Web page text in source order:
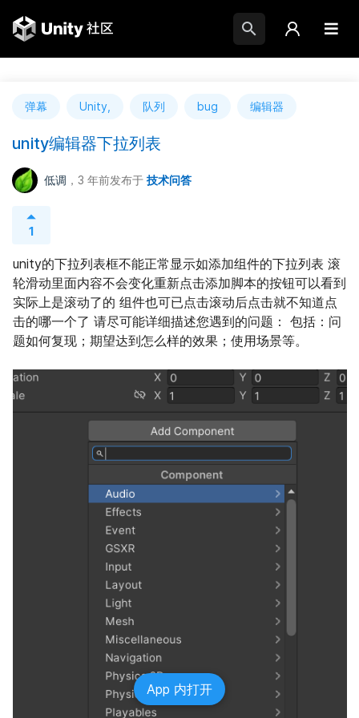
弹幕 Unity, 队列 bug 编辑器
unity编辑器下拉列表
低调 ，3 年前发布于 技术问答
1
unity的下拉列表框不能正常显示如添加组件的下拉列表 滚
轮滑动里面内容不会变化重新点击添加脚本的按钮可以看到
实际上是滚动了的 组件也可已点击滚动后点击就不知道点
击的哪一个了 请尽可能详细描述您遇到的问题： 包括：问
题如何复现；期望达到怎么样的效果；使用场景等。
App 内打开